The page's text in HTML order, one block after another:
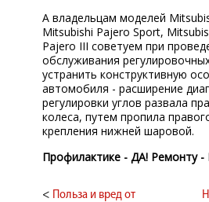
А владельцам моделей
Mitsubishi Pajero Sport,
Pajero III советуем при
обслуживания
устранить конструктивную
автомобиля - расширение
регулировки углов развала
колеса, путем пропила
крепления нижней шаровой.
Профилактике - ДА! Ремонту -
< Польза и вред от